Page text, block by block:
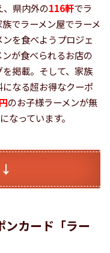
、県内外の116軒でラ
でラーメン屋でラーメ
を食べようプロジェ
が食べられるお店の
掲載。そして、家族
なる超お得なクーポ
のお子様ラーメンが無
なっています。
ンカード「ラー